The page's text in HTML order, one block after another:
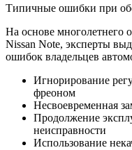
Типичные ошибки при
На основе многолетнего
Nissan Note, эксперты
ошибок владельцев
Игнорирование
фреоном
Несвоевременная
Продолжение
неисправности
Использование